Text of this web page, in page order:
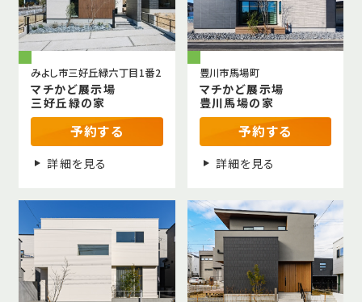
みよし市三好丘緑六丁目1番2
マチかど展示場
三好丘緑の家
予約する
詳細を見る
豊川市馬場町
マチかど展示場
豊川馬場の家
予約する
詳細を見る